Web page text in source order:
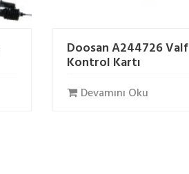
Doosan A244726 Valf
Kontrol Kartı
Devamını Oku